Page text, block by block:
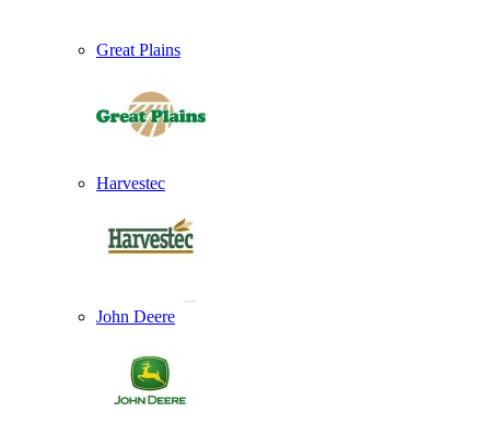
Great Plains
Harvestec
John Deere